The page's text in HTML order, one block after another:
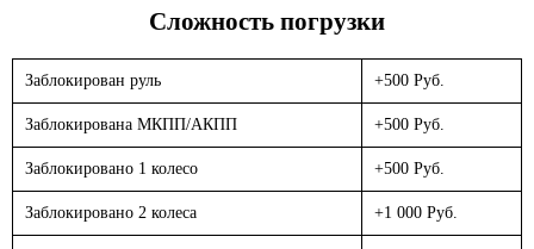
Сложность погрузки
Заблокирован руль +500 Руб.
Заблокирована МКПП/АКПП +500 Руб.
Заблокировано 1 колесо +500 Руб.
Заблокировано 2 колеса +1 000 Руб.